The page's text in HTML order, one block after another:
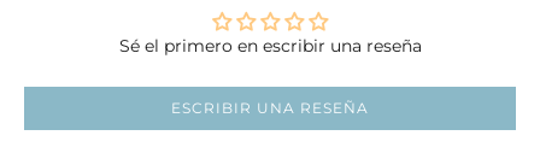
Sé el primero en escribir una reseña
ESCRIBIR UNA RESEÑA